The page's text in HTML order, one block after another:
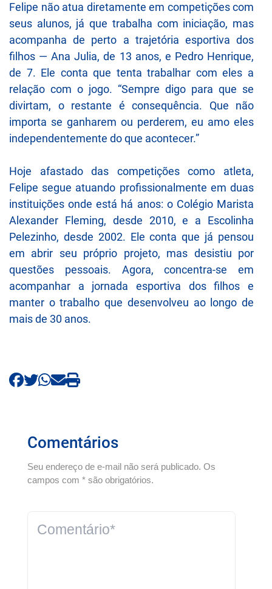
Felipe não atua diretamente em competições com
seus alunos, já que trabalha com iniciação, mas
acompanha de perto a trajetória esportiva dos
filhos — Ana Julia, de 13 anos, e Pedro Henrique,
de 7. Ele conta que tenta trabalhar com eles a
relação com o jogo. “Sempre digo para que se
divirtam, o restante é consequência. Que não
importa se ganharem ou perderem, eu amo eles
independentemente do que acontecer.”
Hoje afastado das competições como atleta,
Felipe segue atuando profissionalmente em duas
instituições onde está há anos: o Colégio Marista
Alexander Fleming, desde 2010, e a Escolinha
Pelezinho, desde 2002. Ele conta que já pensou
em abrir seu próprio projeto, mas desistiu por
questões pessoais. Agora, concentra-se em
acompanhar a jornada esportiva dos filhos e
manter o trabalho que desenvolveu ao longo de
mais de 30 anos.
Comentários
Seu endereço de e-mail não será publicado. Os
campos com * são obrigatórios.